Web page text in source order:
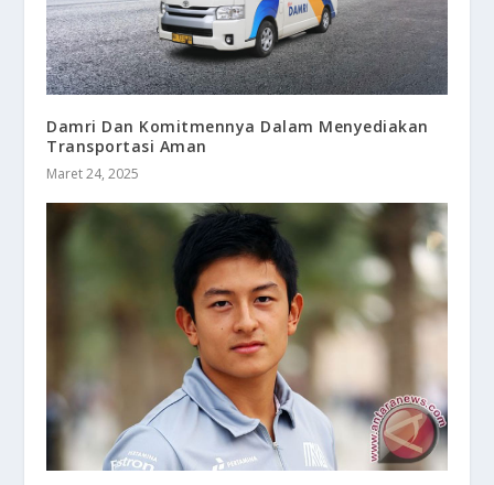
Damri Dan Komitmennya Dalam Menyediakan
Transportasi Aman
Maret 24, 2025